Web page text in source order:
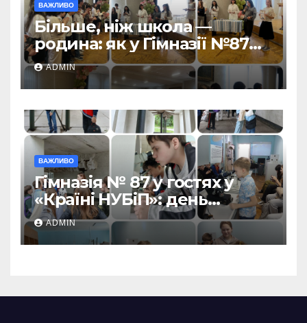
ВАЖЛИВО
Більше, ніж школа —
родина: як у Гімназії №87
пролунав останній дзвоник
ADMIN
ВАЖЛИВО
Гімназія № 87 у гостях у
«Країні НУБіП»: день
незабутніх відкриттів!
ADMIN